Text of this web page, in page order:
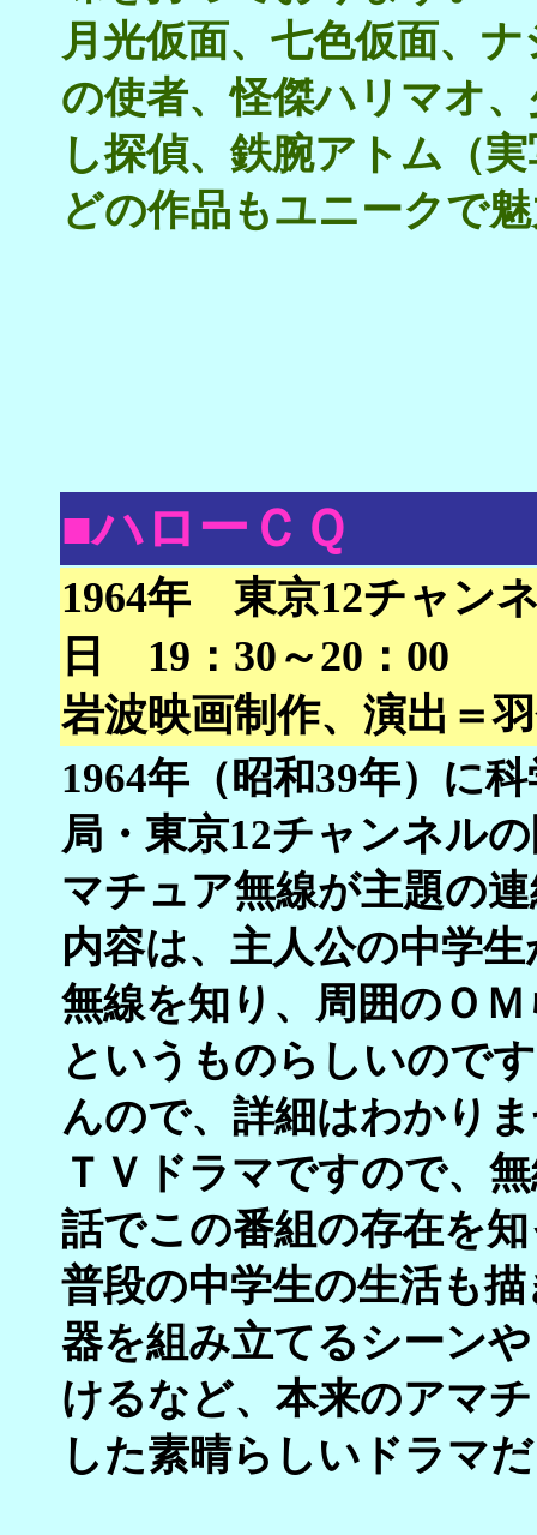
月光仮面、七色仮面、
の使者、怪傑ハリマオ
し探偵、鉄腕アトム（
どの作品もユニークで
■ハローＣＱ
1964年 東京12チャン
日 19：30～20：00
岩波映画制作、演出＝
1964年（昭和39年）に
局・東京12チャンネル
マチュア無線が主題の
内容は、主人公の中学
無線を知り、周囲のＯ
というものらしいので
んので、詳細はわかり
ＴＶドラマですので、
話でこの番組の存在を
普段の中学生の生活も
器を組み立てるシーン
けるなど、本来のアマ
した素晴らしいドラマ